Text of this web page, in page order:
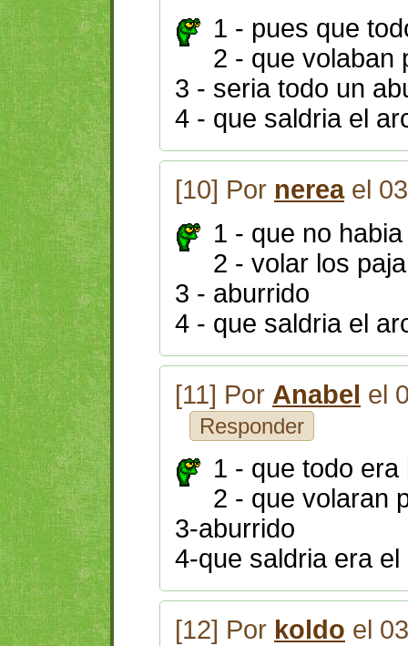
1 - pues que
2 - que volaban
3 - seria todo un
4 - que saldria el
[10] Por nereael
1 - que no
2 - volar los
3 - aburrido
4 - que saldria el
[11] Por Anabel el
Responder
1 - que todo
2 - que volaran
3-aburrido
4-que saldria era el
[12] Por koldo el